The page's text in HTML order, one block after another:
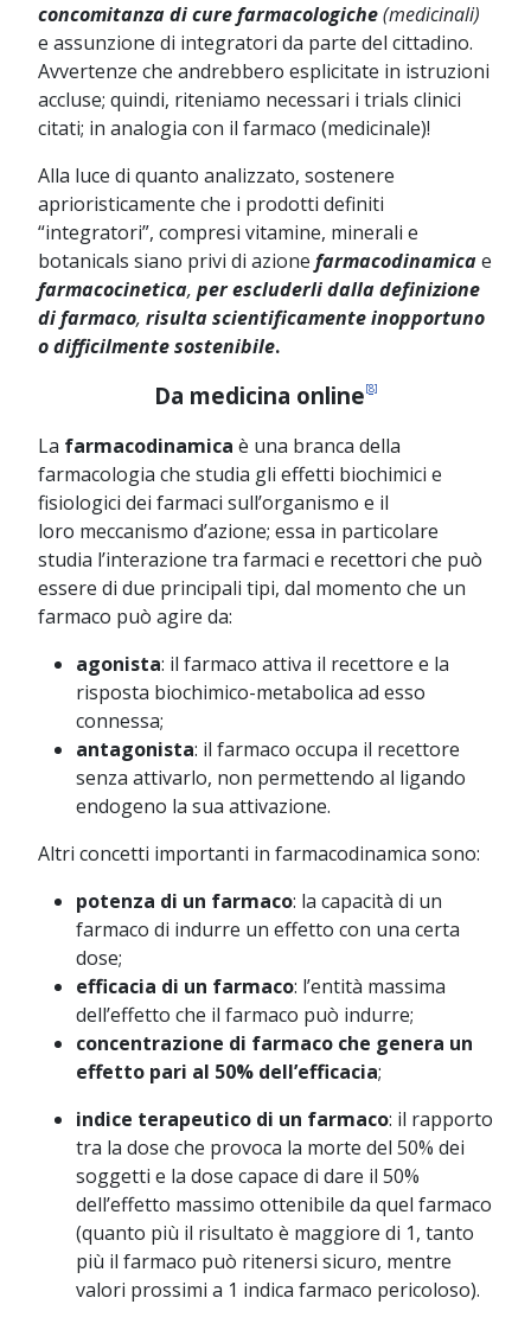
concomitanza di cure farmacologiche(medicinali)
e assunzione di integratori da parte del cittadino.
Avvertenze che andrebbero esplicitate in istruzioni
accluse; quindi, riteniamo necessari i trials clinici
citati; in analogia con il farmaco (medicinale)!
Alla luce di quanto analizzato, sostenere
aprioristicamente che i prodotti definiti
“integratori”, compresi vitamine, minerali e
botanicals siano privi di azione farmacodinamicae
farmacocinetica, per escluderli dalla definizione
di farmaco, risulta scientificamente inopportuno
o difficilmente sostenibile.
Da medicina online[8]
La farmacodinamica è una branca della
farmacologia che studia gli effetti biochimici e
fisiologici dei farmaci sull’organismo e il
loro meccanismo d’azione; essa in particolare
studia l’interazione tra farmaci e recettori che può
essere di due principali tipi, dal momento che un
farmaco può agire da:
agonista: il farmaco attiva il recettore e la
risposta biochimico-metabolica ad esso
connessa;
antagonista: il farmaco occupa il recettore
senza attivarlo, non permettendo al ligando
endogeno la sua attivazione.
Altri concetti importanti in farmacodinamica sono:
potenza di un farmaco: la capacità di un
farmaco di indurre un effetto con una certa
dose;
efficacia di un farmaco: l’entità massima
dell’effetto che il farmaco può indurre;
concentrazione di farmaco che genera un
effetto pari al 50% dell’efficacia;
indice terapeutico di un farmaco: il rapporto
tra la dose che provoca la morte del 50% dei
soggetti e la dose capace di dare il 50%
dell’effetto massimo ottenibile da quel farmaco
(quanto più il risultato è maggiore di 1, tanto
più il farmaco può ritenersi sicuro, mentre
valori prossimi a 1 indica farmaco pericoloso).